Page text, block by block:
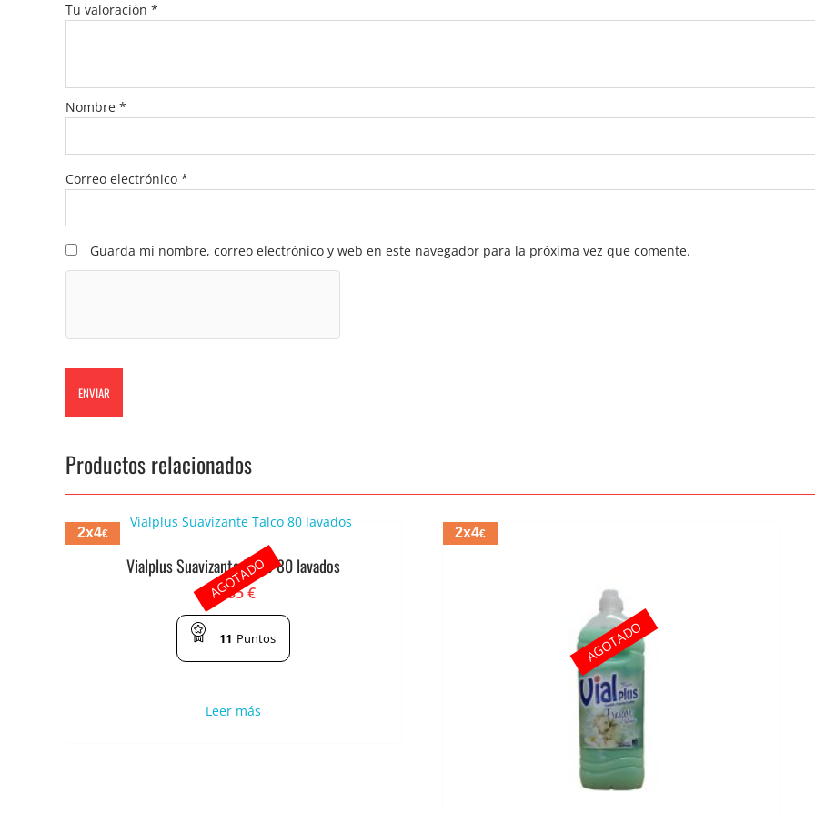
Tu valoración *
Nombre *
Correo electrónico *
Guarda mi nombre, correo electrónico y web en este navegador para la próxima vez que comente.
Productos relacionados
2x4€
Vialplus Suavizante Talco 80 lavados
2.35€
11 Puntos
Leer más
AGOTADO
2x4€
AGOTADO